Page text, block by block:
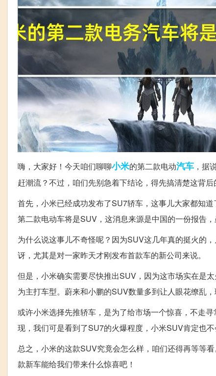
嗨，大家好！今天咱们聊聊小米的第二款电动汽车 ，据
赶潮流？不过，咱们先别急着下结论，得先搞清楚这背后
首先，小米已经成功发布了SU7轿车，这事儿大家都知
第二款电动车将是SUV，这消息来源是中国的一份报告
为什么说这事儿不奇怪呢？因为SUV这几年真的挺火的
讶，尤其是对一家昨天才刚发布首款车的新公司来说。
但是，小米确实需要尽快推出SUV，因为这市场实在是
为主打车型。蔚来和小鹏的SUV数量多到让人眼花缭乱，
或许小米选择先推轿车，是为了给市场一个惊喜，不走
现，我们可是看到了SU7的火爆程度，小米SUV肯定也不
总之，小米的这款SUV究竟会怎么样，咱们还得再等等
款新车能给我们带来什么惊喜吧！